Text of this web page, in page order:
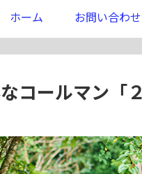
ホーム お問い合わ
コールマン「